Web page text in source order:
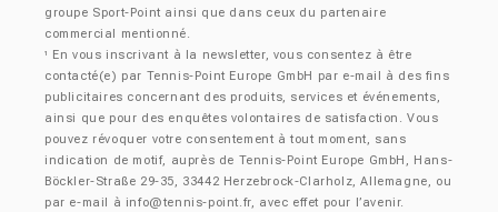
groupe Sport-Point ainsi que dans ceux du partenaire
commercial mentionné.
¹ En vous inscrivant à la newsletter, vous consentez à être
contacté(e) par Tennis-Point Europe GmbH par e-mail à des fins
publicitaires concernant des produits, services et événements,
ainsi que pour des enquêtes volontaires de satisfaction. Vous
pouvez révoquer votre consentement à tout moment, sans
indication de motif, auprès de Tennis-Point Europe GmbH, Hans-
Böckler-Straße 29-35, 33442 Herzebrock-Clarholz, Allemagne, ou
par e-mail à info@tennis-point.fr, avec effet pour l’avenir.